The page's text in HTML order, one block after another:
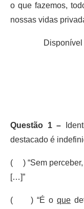
o que fazemos,
nossas vidas
Questão 1 –
destacado é
( ) “Sem
[…]”
( ) “É o que